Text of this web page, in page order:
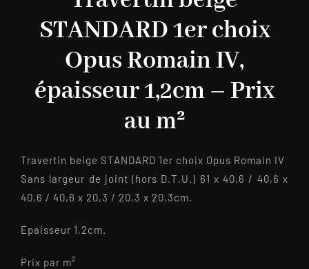
STANDARD 1er choix
Opus Romain IV,
épaisseur 1,2cm – Prix
au m²
Travertin beige STANDARD 1er choix Opus Romain IV
Sans largeur de joint (hors D.T.U.) 61 x 40,6 / 40,6 x
40,6 / 40,6 x 20,3 / 20,3 x 20,3cm.
Epaisseur 1,2cm.
Prix par m²